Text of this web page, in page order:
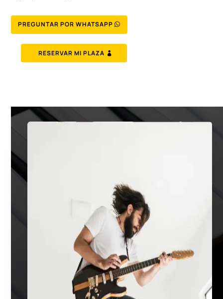
PREGUNTAR POR WHATSAPP
RESERVAR MI PLAZA